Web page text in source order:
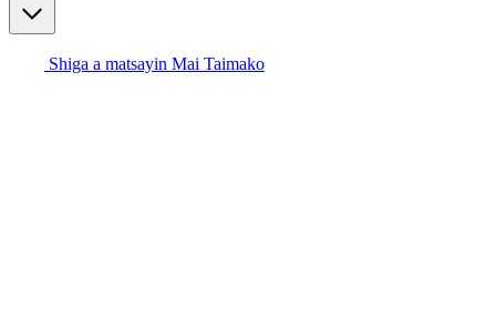
Shiga a matsayin Mai Taimako